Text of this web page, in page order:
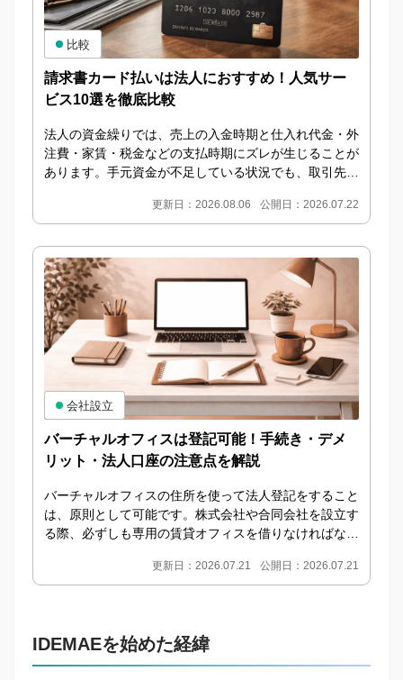
請求書カード払いは法人におすすめ！人気サー
ビス10選を徹底比較
法人の資金繰りでは、売上の入金時期と仕入れ代金・外
注費・家賃・税金などの支払時期にズレが生じることが
あります。手元資金が不足している状況でも、取引先へ
更新日：2026.08.06 公開日：2026.07.22
比較
バーチャルオフィスは登記可能！手続き・デメ
リット・法人口座の注意点を解説
バーチャルオフィスの住所を使って法人登記をすること
は、原則として可能です。株式会社や合同会社を設立す
る際、必ずしも専用の賃貸オフィスを借りなければなら
更新日：2026.07.21 公開日：2026.07.21
会社設立
IDEMAEを始めた経緯